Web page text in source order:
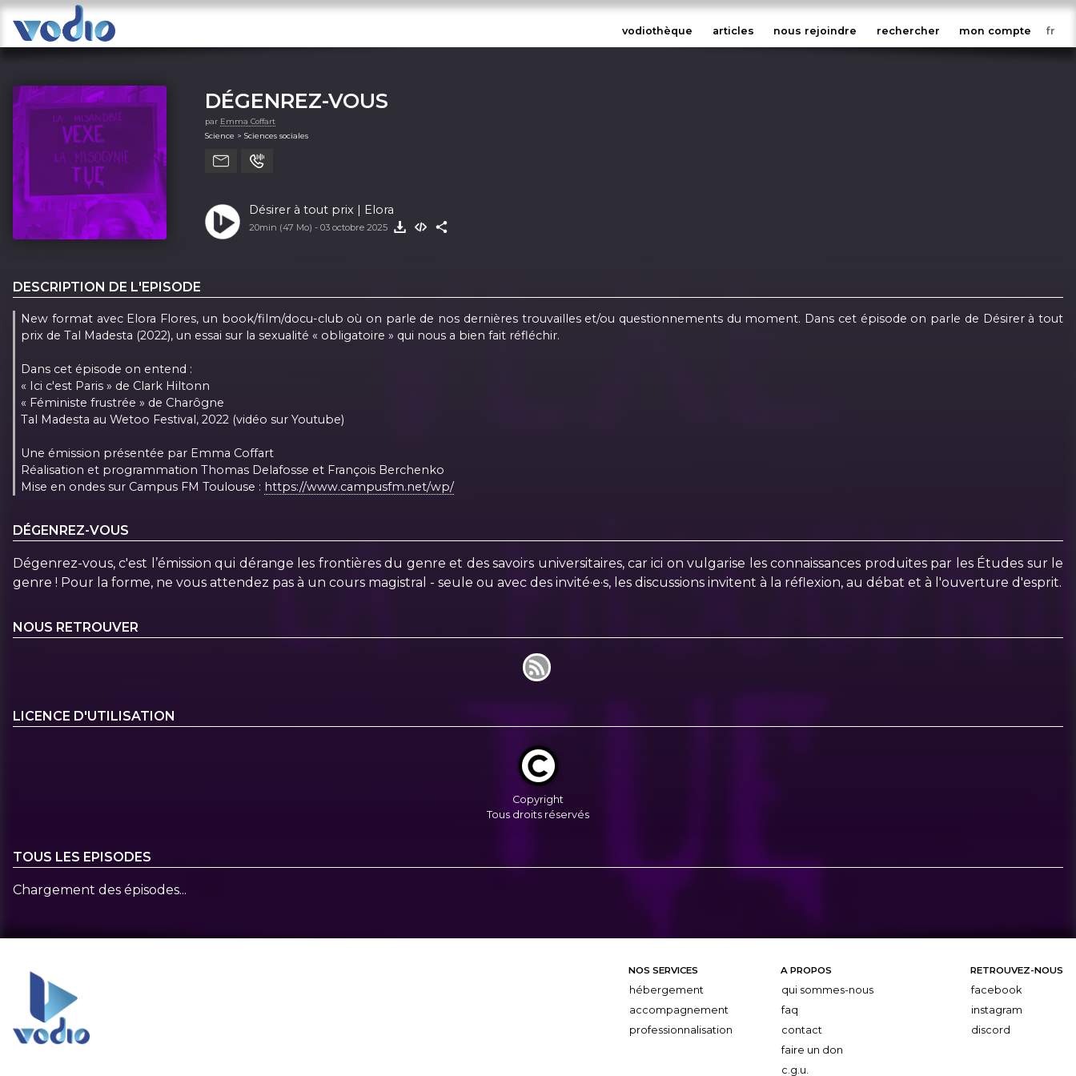
vodiothèque articles nous rejoindre rechercher mon compte
DÉGENREZ-VOUS
par Emma Coffart
Science > Sciences sociales
Désirer à tout prix | Elora
20min (47 Mo) - 03 octobre 2025
DESCRIPTION DE L'EPISODE
New format avec Elora Flores, un book/film/docu-club où on parle de nos dernières trouvailles et/ou questionnements du moment. Dans cet épisode on parle de Désirer à tout
prix de Tal Madesta (2022), un essai sur la sexualité « obligatoire » qui nous a bien fait réfléchir.
Dans cet épisode on entend :
« Ici c'est Paris » de Clark Hiltonn
« Féministe frustrée » de Charôgne
Tal Madesta au Wetoo Festival, 2022 (vidéo sur Youtube)
Une émission présentée par Emma Coffart
Réalisation et programmation Thomas Delafosse et François Berchenko
Mise en ondes sur Campus FM Toulouse : ⁠⁠ https://www.campusfm.net/wp/
DÉGENREZ-VOUS
Dégenrez-vous, c'est l’émission qui dérange les frontières du genre et des savoirs universitaires, car ici on vulgarise les connaissances produites par les Études sur le
genre ! Pour la forme, ne vous attendez pas à un cours magistral - seule ou avec des invité·e·s, les discussions invitent à la réflexion, au débat et à l'ouverture d'esprit.
NOUS RETROUVER
LICENCE D'UTILISATION
Copyright
Tous droits réservés
TOUS LES EPISODES
Chargement des épisodes...
NOS SERVICES
hébergement
accompagnement
professionnalisation
A PROPOS
qui sommes-nous
faq
contact
faire un don
c.g.u.
RETROUVEZ-NOUS
facebook
instagram
discord